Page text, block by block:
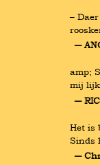
–
―
amp;
mij
―
Het is
Sinds
―